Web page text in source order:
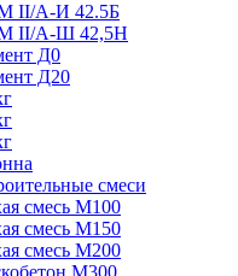
II/А-И 42.5Б
II/А-Ш 42,5Н
Д0
Д20
смеси
смесь М100
смесь М150
смесь М200
М300